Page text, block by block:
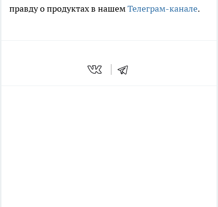
правду о продуктах в нашемТелеграм-канале.